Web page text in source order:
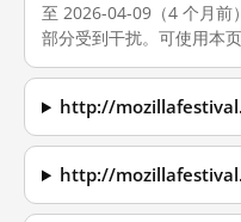
至 2026-04-09（4 个月前
部分受到干扰。可使用本
http://
http://